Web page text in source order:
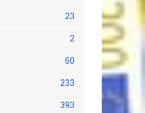
23
2
60
233
393